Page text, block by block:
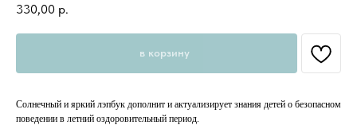
330,00 р.
в корзину
Солнечный и яркий лэпбук дополнит и актуализирует знания детей о безопасном
поведении в летний оздоровительный период.